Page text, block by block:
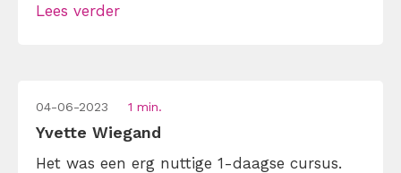
Lees verder
04-06-2023 1 min.
Yvette Wiegand
Het was een erg nuttige 1-daagse cursus.